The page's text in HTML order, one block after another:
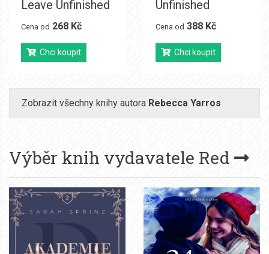
Leave Unfinished
Cena od 268 Kč
Chci koupit
Unfinished
Cena od 388 Kč
Chci koupit
Zobrazit všechny knihy autora Rebecca Yarros
Výběr knih vydavatele Red